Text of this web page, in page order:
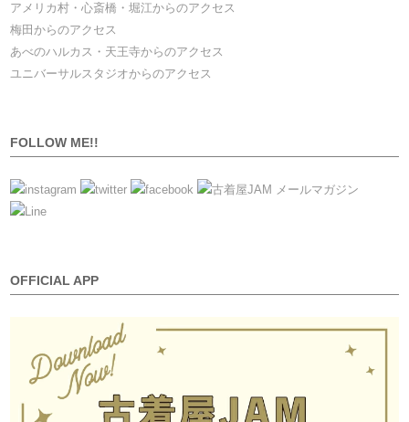
アメリカ村・心斎橋・堀江からのアクセス
梅田からのアクセス
あべのハルカス・天王寺からのアクセス
ユニバーサルスタジオからのアクセス
FOLLOW ME!!
OFFICIAL APP